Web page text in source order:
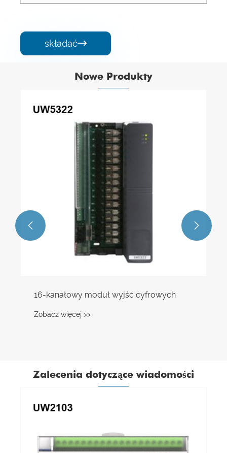
składać
Nowe Produkty
16-kanałowy moduł wyjść cyfrowych
Zobacz więcej >>
 
Zalecenia dotyczące wiadomości